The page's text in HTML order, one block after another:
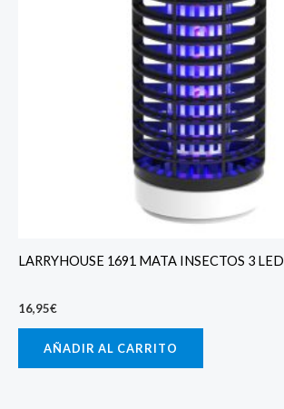
LARRYHOUSE 1691 MATA INSECTOS 3 LED
16,95€
AÑADIR AL CARRITO